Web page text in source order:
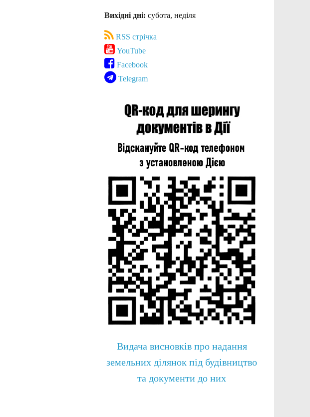
Вихідні дні: субота, неділя
RSS стрічка
YouTube
Facebook
Telegram
Видача висновків про надання
земельних ділянок під будівництво
та документи до них